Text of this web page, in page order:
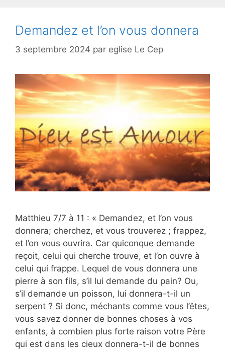
Demandez et l’on vous donnera
3 septembre 2024 par eglise Le Cep
Matthieu 7/7 à 11 : « Demandez, et l’on vous
donnera; cherchez, et vous trouverez ; frappez,
et l’on vous ouvrira. Car quiconque demande
reçoit, celui qui cherche trouve, et l’on ouvre à
celui qui frappe. Lequel de vous donnera une
pierre à son fils, s’il lui demande du pain? Ou,
s’il demande un poisson, lui donnera-t-il un
serpent ? Si donc, méchants comme vous l’êtes,
vous savez donner de bonnes choses à vos
enfants, à combien plus forte raison votre Père
qui est dans les cieux donnera-t-il de bonnes